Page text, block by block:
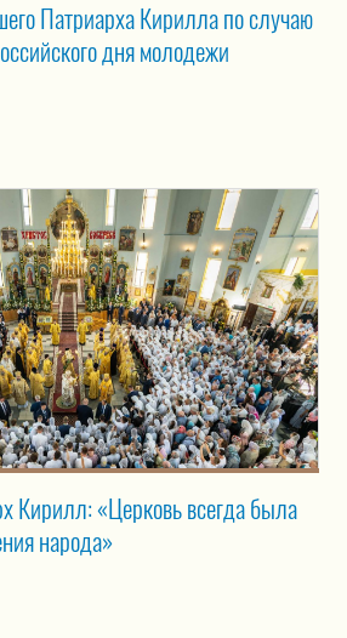
Патриарха Кирилла по случаю
дня молодежи
Кирилл: «Церковь всегда была
народа»